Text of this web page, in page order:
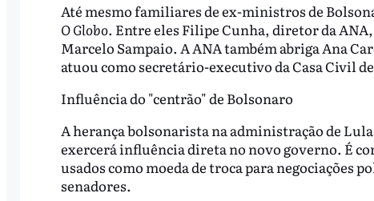
Até mesmo familiares de ex-ministros de
O Globo. Entre eles Filipe Cunha, diretor da
Marcelo Sampaio. A ANA também abriga Ana
atuou como secretário-executivo da Casa Civil
Influência do "centrão" de Bolsonaro
A herança bolsonarista na administração de
exercerá influência direta no novo governo. É
usados como moeda de troca para negociações
senadores.